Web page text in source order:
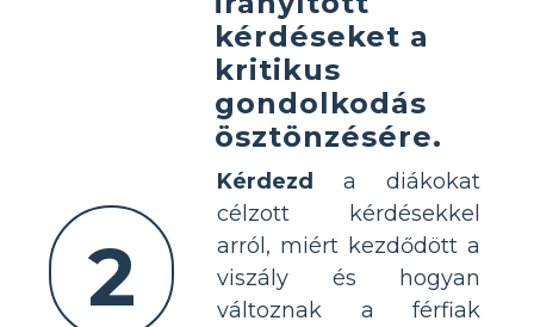
2
kérdéseket a
kritikus
gondolkodás
ösztönzésére.
Kérdezd
a diákokat
célzott kérdésekkel
arról, miért kezdődött a
viszály és hogyan
változnak a férfiak